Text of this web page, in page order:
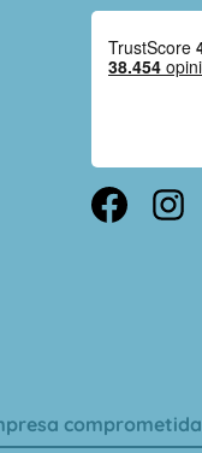
comprometida